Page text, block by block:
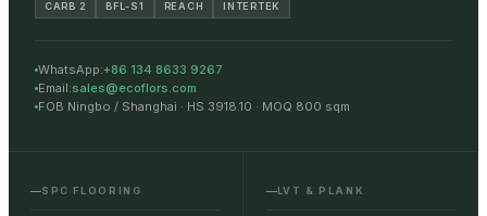
CARB 2
BFL-S1 REACH INTERTEK
WhatsApp:+86 134 8633 9267
Email:sales@ecoflors.com
FOB Ningbo / Shanghai · HS 3918.10 · MOQ 800 sqm
SPC FLOORING LVT & PLANK